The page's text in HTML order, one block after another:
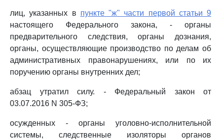
лиц, указанных в пункте "ж" части первой статьи 9
настоящего Федерального закона, - органы
предварительного следствия, органы дознания,
органы, осуществляющие производство по делам об
административных правонарушениях, или по их
поручению органы внутренних дел;
абзац утратил силу. - Федеральный закон от
03.07.2016 N 305-ФЗ;
осужденных - органы уголовно-исполнительной
системы, следственные изоляторы органов